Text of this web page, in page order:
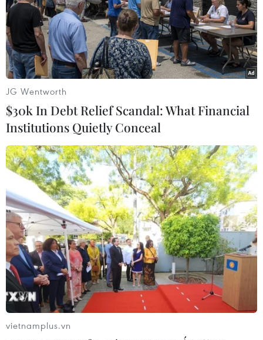
Áp dụng Bộ tiêu chuẩn Việt Nam trong
sản xuất nông nghiệp hữu cơ
23/10/2019 02:11
Hệ thống canh tác nông nghiệp hữu cơ đang là xu
hướng phát triển của nhiều quốc gia trên thế giới khi áp
lực về lương thực giảm, vệ sinh an toàn thực phẩm, chất
lượng nông sản và môi trường tăng.
JG Wentworth
$30k In Debt Relief Scandal: What Financial
Institutions Quietly Conceal
vietnamplus.vn